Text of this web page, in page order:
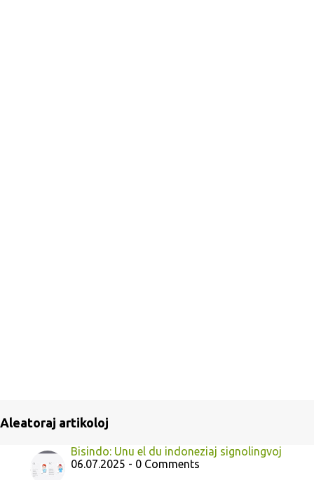
Aleatoraj artikoloj
Bisindo: Unu el du indoneziaj signolingvoj
06.07.2025 - 0 Comments